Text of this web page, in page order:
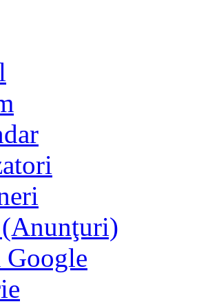
Google